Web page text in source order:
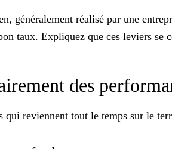
généralement réalisé par une
taux. Expliquez que ces leviers se
des
qui reviennent tout le temps sur le